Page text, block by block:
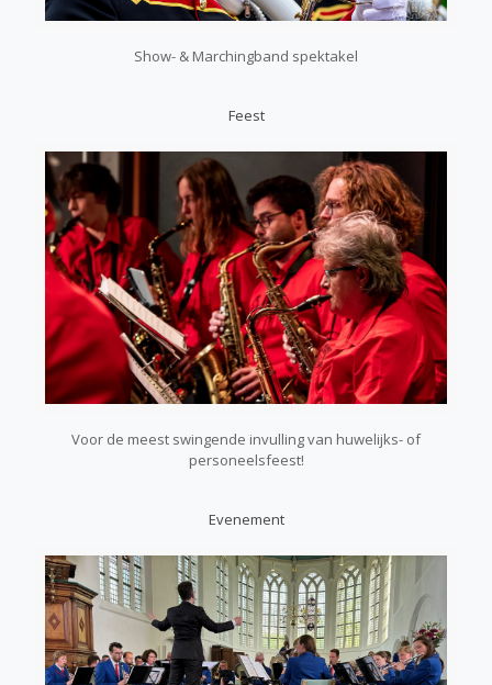
Show- & Marchingband spektakel
Feest
Voor de meest swingende invulling van huwelijks- of
personeelsfeest!
Evenement